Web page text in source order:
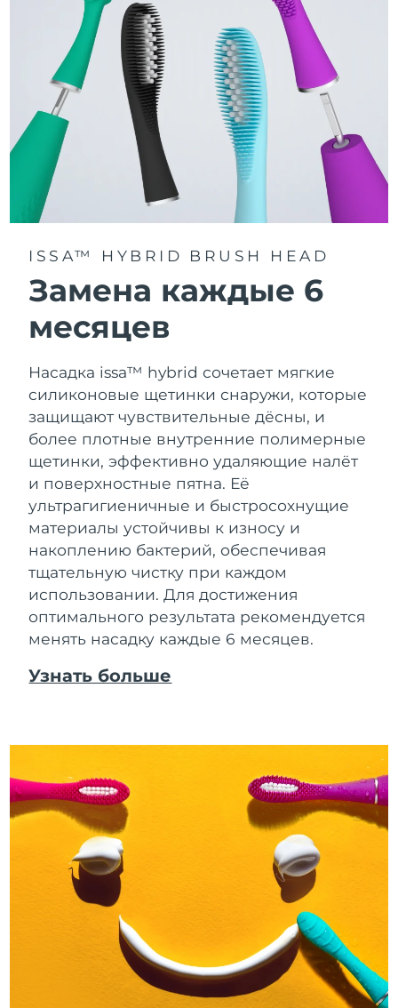
100% пользователей отметили более белые зубы и
улучшение состояния дёсен.
ISSA™ HYBRID BRUSH HEAD
Замена каждые 6
месяцев
Насадка issa™ hybrid сочетает мягкие
силиконовые щетинки снаружи, которые
защищают чувствительные дёсны, и
более плотные внутренние полимерные
щетинки, эффективно удаляющие налёт
и поверхностные пятна. Её
ультрагигиеничные и быстросохнущие
материалы устойчивы к износу и
накоплению бактерий, обеспечивая
тщательную чистку при каждом
использовании. Для достижения
оптимального результата рекомендуется
менять насадку каждые 6 месяцев.
Узнать больше